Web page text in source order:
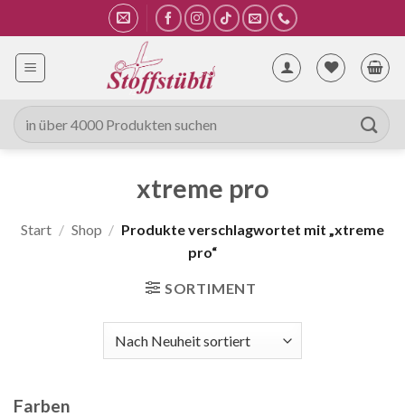
Inhalt
springen
Suche
nach:
xtreme pro
Start / Shop / Produkte verschlagwortet mit „xtreme
pro“
SORTIMENT
Farben